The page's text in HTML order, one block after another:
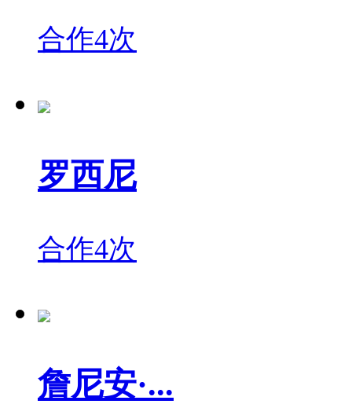
合作4次
罗西尼
合作4次
詹尼安·...